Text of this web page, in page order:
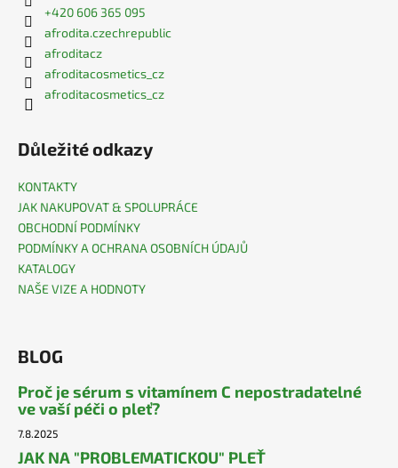
+420 606 365 095
afrodita.czechrepublic
afroditacz
afroditacosmetics_cz
afroditacosmetics_cz
Důležité odkazy
KONTAKTY
JAK NAKUPOVAT & SPOLUPRÁCE
OBCHODNÍ PODMÍNKY
PODMÍNKY A OCHRANA OSOBNÍCH ÚDAJŮ
KATALOGY
NAŠE VIZE A HODNOTY
BLOG
Proč je sérum s vitamínem C nepostradatelné
ve vaší péči o pleť?
7.8.2025
JAK NA "PROBLEMATICKOU" PLEŤ